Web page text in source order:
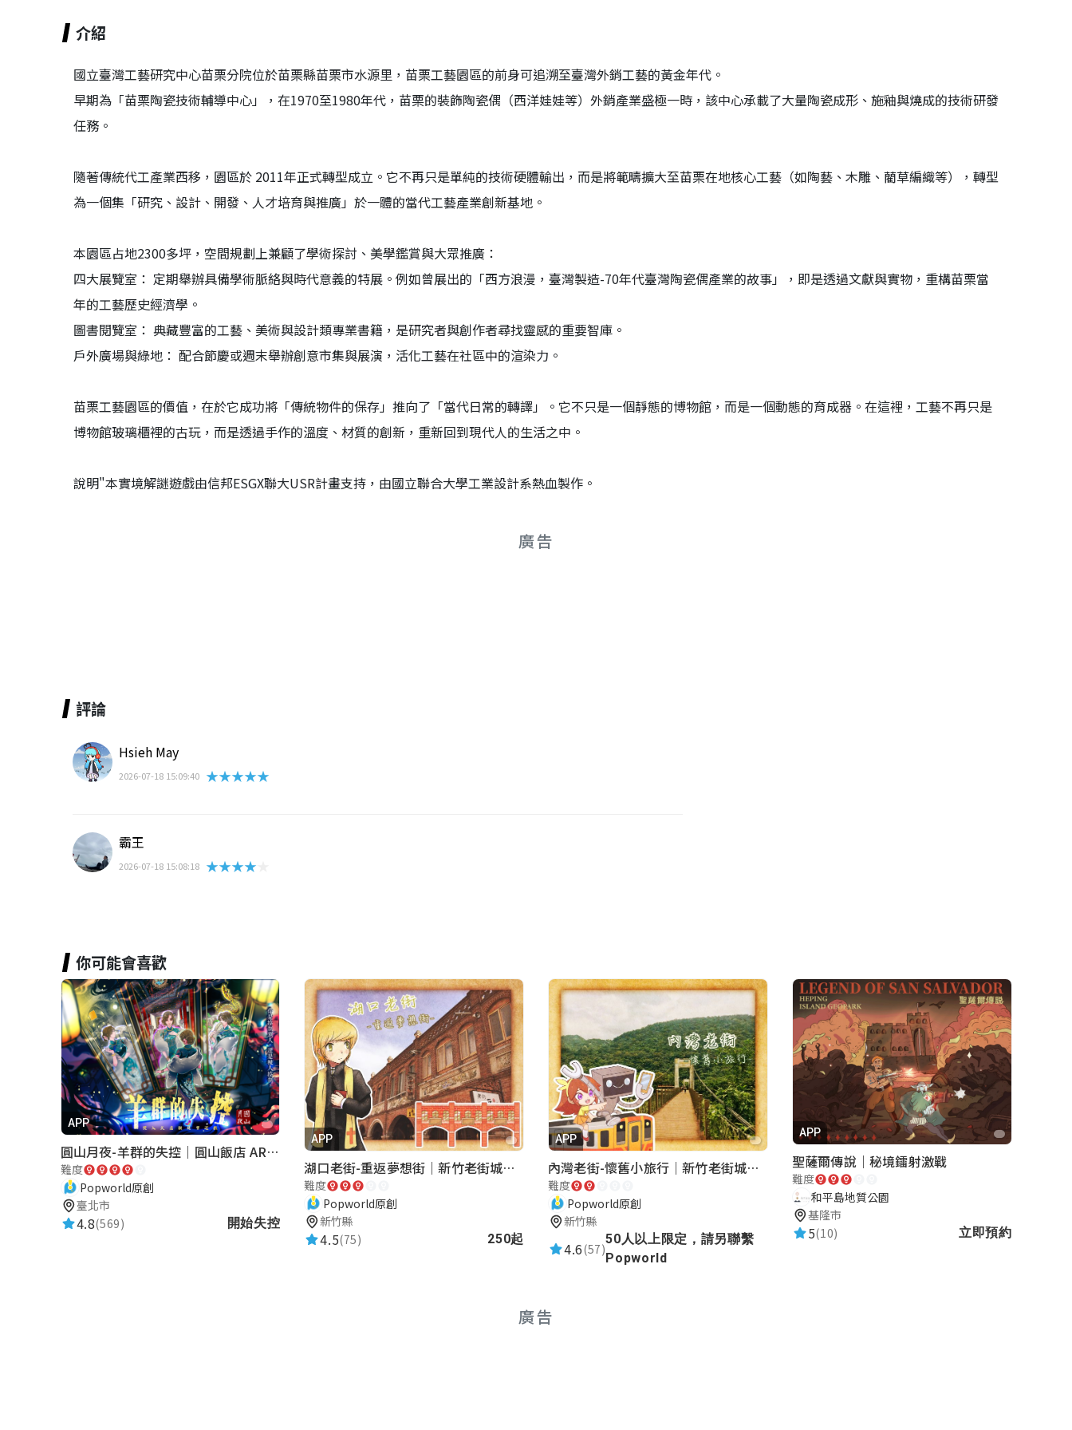
介紹
國立臺灣工藝研究中心苗栗分院位於苗栗縣苗栗市水源里，苗栗工藝園區的前身可追溯至臺灣外銷工藝的黃金年代。
早期為「苗栗陶瓷技術輔導中心」，在1970至1980年代，苗栗的裝飾陶瓷偶（西洋娃娃等）外銷產業盛極一時，該中心承載了大量陶瓷成形、施釉與燒成的技術研發
任務。
隨著傳統代工產業西移，園區於 2011年正式轉型成立。它不再只是單純的技術硬體輸出，而是將範疇擴大至苗栗在地核心工藝（如陶藝、木雕、藺草編織等），轉型
為一個集「研究、設計、開發、人才培育與推廣」於一體的當代工藝產業創新基地。
本園區占地2300多坪，空間規劃上兼顧了學術探討、美學鑑賞與大眾推廣：
四大展覽室： 定期舉辦具備學術脈絡與時代意義的特展。例如曾展出的「西方浪漫，臺灣製造-70年代臺灣陶瓷偶產業的故事」，即是透過文獻與實物，重構苗栗當
年的工藝歷史經濟學。
圖書閱覽室： 典藏豐富的工藝、美術與設計類專業書籍，是研究者與創作者尋找靈感的重要智庫。
戶外廣場與綠地： 配合節慶或週末舉辦創意市集與展演，活化工藝在社區中的渲染力。
苗栗工藝園區的價值，在於它成功將「傳統物件的保存」推向了「當代日常的轉譯」。它不只是一個靜態的博物館，而是一個動態的育成器。在這裡，工藝不再只是
博物館玻璃櫃裡的古玩，而是透過手作的溫度、材質的創新，重新回到現代人的生活之中。
說明"本實境解謎遊戲由信邦ESGX聯大USR計畫支持，由國立聯合大學工業設計系熱血製作。
廣告
評論
Hsieh May
2026-07-18 15:09:40 ★★★★★
霸王
2026-07-18 15:08:18 ★★★★★
你可能會喜歡
APP
圓山月夜-羊群的失控｜圓山飯店 ARG實境解謎遊戲
難度
Popworld原創
臺北市
4.8(569) 開始失控
APP
湖口老街-重返夢想街｜新竹老街城市解謎
難度
Popworld原創
新竹縣
4.5(75) 250起
APP
內灣老街-懷舊小旅行｜新竹老街城市解謎
難度
Popworld原創
新竹縣
4.6(57)
50人以上限定，請另聯繫
Popworld
APP
聖薩爾傳說｜秘境鐳射激戰
難度
和平島地質公園
基隆市
5(10) 立即預約
廣告